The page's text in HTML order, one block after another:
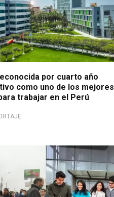
por cuarto año
como uno de los mejores
trabajar en el Perú
virtuales